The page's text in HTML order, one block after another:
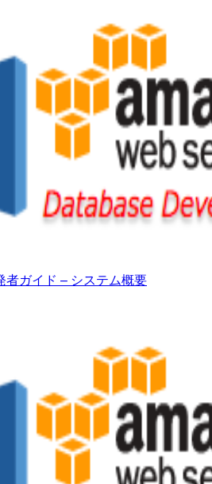
ガイド – システム概要